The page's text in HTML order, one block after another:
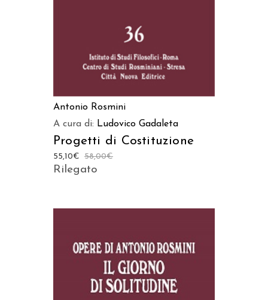
Antonio Rosmini
A cura di: Ludovico Gadaleta
Progetti di Costituzione
58,00€
55,10€
Rilegato